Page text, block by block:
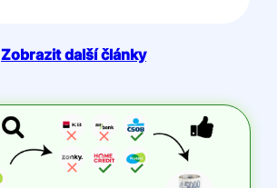
Zobrazit další články